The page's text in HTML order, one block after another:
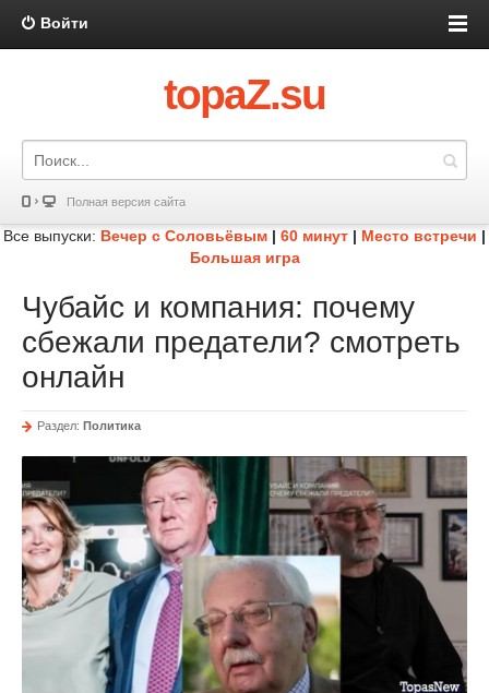
Войти
topaZ.su
Полная версия сайта
Все выпуски: Вечер с Соловьёвым | 60 минут | Место встречи |
Большая игра
Чубайс и компания: почему
сбежали предатели? смотреть
онлайн
Раздел: Политика